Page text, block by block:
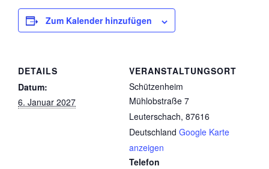
Zum Kalender hinzufügen
DETAILS
Datum:
6. Januar 2027
VERANSTALTUNGSORT
Schützenheim
Mühlobstraße 7
Leuterschach, 87616
Deutschland Google Karte
anzeigen
Telefon